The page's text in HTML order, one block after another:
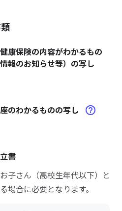
康保険の内容がわかるもの
報のお知らせ等）の写し
のわかるものの写し
書
子さん（高校生年代以下）と
場合に必要となります。